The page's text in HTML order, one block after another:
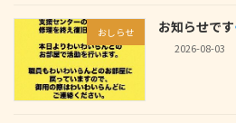
おしらせ お知らせです
2026-08-03